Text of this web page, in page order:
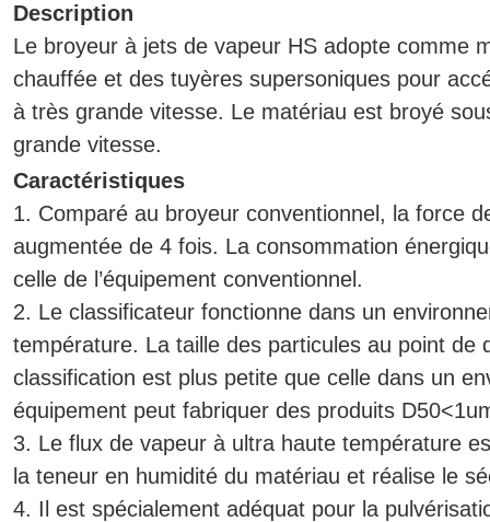
Description
Le broyeur à jets de vapeur HS adopte comme
chauffée et des tuyères supersoniques pour
à très grande vitesse. Le matériau est broyé
grande vitesse.
Caractéristiques
1. Comparé au broyeur conventionnel, la force
augmentée de 4 fois. La consommation
celle de l’équipement conventionnel.
2. Le classificateur fonctionne dans un
température. La taille des particules au point de
classification est plus petite que celle dans un
équipement peut fabriquer des produits
3. Le flux de vapeur à ultra haute température
la teneur en humidité du matériau et réalise le
4. Il est spécialement adéquat pour la